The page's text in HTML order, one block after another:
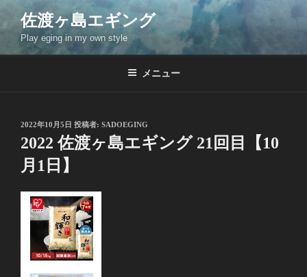
コ
ン
ン
佐渡ヶ島エギング
Play eging in my own style
メニュー
投
稿
日:
2022年10月5日 投稿者: SADOEGING
2022 佐渡ヶ島エギング 21回目【10
月1日】